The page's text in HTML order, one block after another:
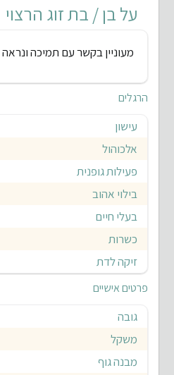
על בן / בת זוג הרצוי
מעוניין בקשר עם תמיכה
הרגלים
עישון
אלכוהול
פעילות גופנית
בילוי אהוב
בעלי חיים
כשרות
זיקה לדת
פרטים אישיים
גובה
משקל
מבנה גוף